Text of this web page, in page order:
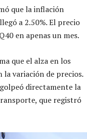
que la inflación
a 2.50%. El precio
en apenas un mes.
que el alza en los
variación de precios.
directamente la
que registró